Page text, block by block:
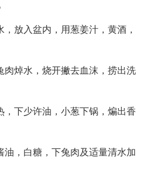
，放入盆内，用葱姜汁，黄酒，
肉焯水，烧开撇去血沫，捞出洗
，下少许油，小葱下锅，煸出香
油，白糖，下兔肉及适量清水加